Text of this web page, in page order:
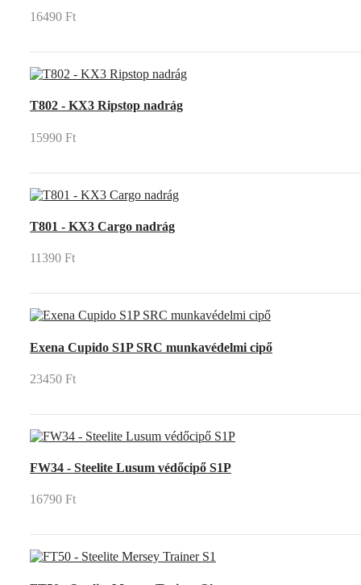
16490 Ft
T802 - KX3 Ripstop nadrág
15990 Ft
T801 - KX3 Cargo nadrág
11390 Ft
Exena Cupido S1P SRC munkavédelmi cipő
23450 Ft
FW34 - Steelite Lusum védőcipő S1P
16790 Ft